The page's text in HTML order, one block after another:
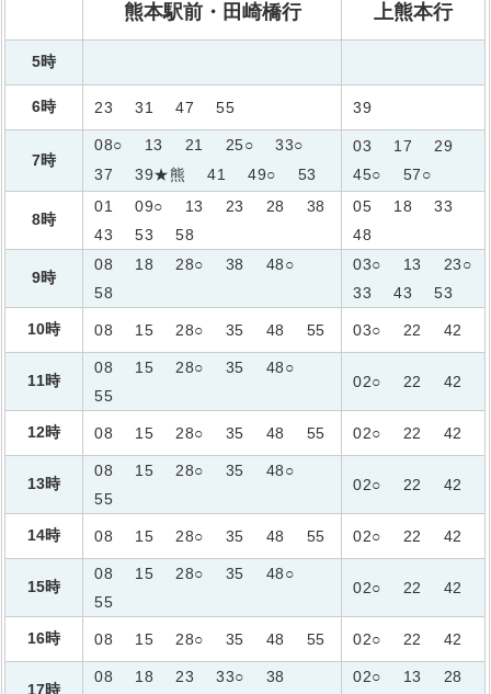
熊本駅前・田崎橋行 上熊本行
5時
6時 23 31 47 55 39
7時
08○ 13 21 25○
33○
37
39★熊 41 49○ 53
03 17
29
45○
57○
8時
01 09○ 13 23 28
38
43
53 58
05 18
33
48
9時
08 18 28○ 38
48○
58
03○ 13
23○
33
43 53
10時 08 15 28○ 35 48 55 03○ 22 42
11時
08 15 28○ 35
48○
55
02○ 22 42
12時 08 15 28○ 35 48 55 02○ 22 42
13時
08 15 28○ 35
48○
55
02○ 22 42
14時 08 15 28○ 35 48 55 02○ 22 42
15時
08 15 28○ 35
48○
55
02○ 22 42
16時 08 15 28○ 35 48 55 02○ 22 42
17時
08 18 23 33○
38
02○ 13
28